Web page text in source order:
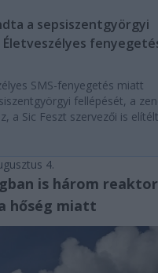
a sepsiszentgyörgyi
SMS-fenyegetés miatt
fellépését, a
a Sic Feszt szervezői is
4.
is három
hőség miatt